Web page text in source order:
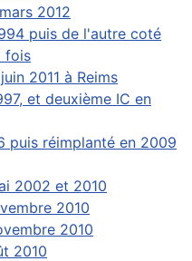
2012
puis de l'autre coté
fois
2011 à Reims
et deuxième IC en
puis réimplanté en 2009
2002 et 2010
2010
2010
2010